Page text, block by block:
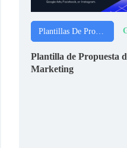
Plantillas De Propuestas
Plantilla de Propuesta
Marketing